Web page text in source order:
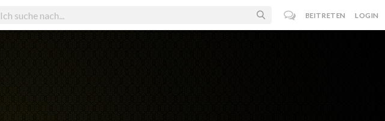
BEITRETEN LOGIN